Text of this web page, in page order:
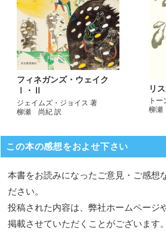
フィネガンズ・ウェイク
Ⅰ・Ⅱ
ジェイムズ・ジョイス 著
柳瀬 尚紀 訳
リ
ト
柳
この本の感想をおよせ下さい
本書をお読みになったご意見・ご感想
ださい。
投稿された内容は、弊社ホームページ
掲載させていただくことがございます。